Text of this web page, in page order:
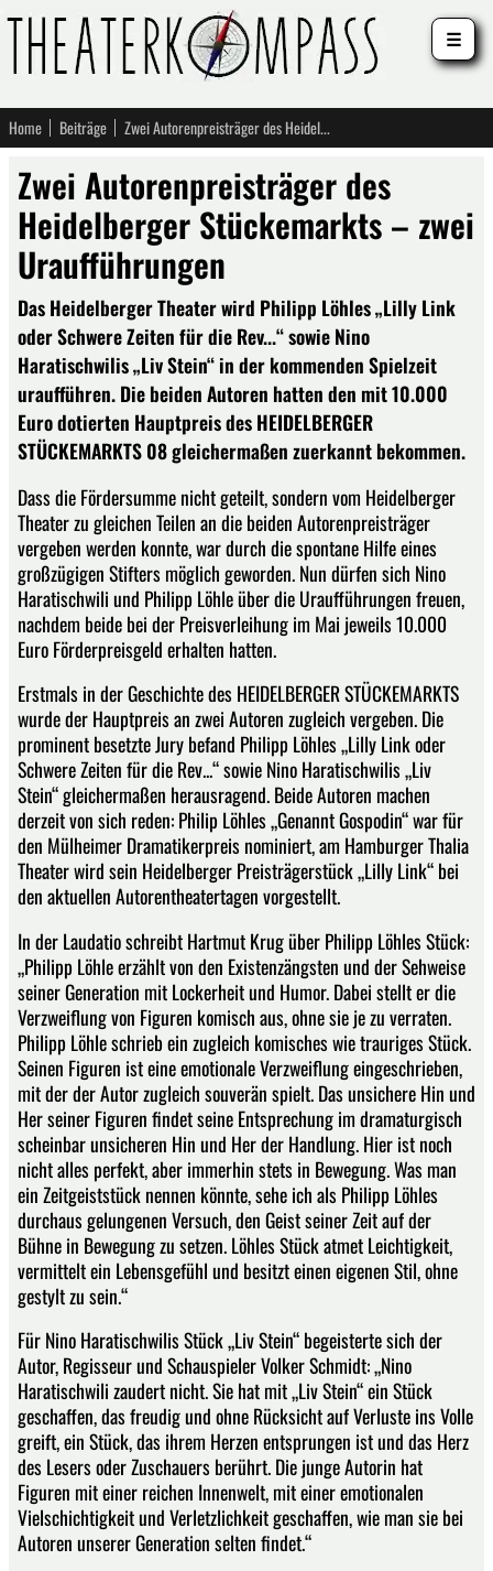
Home Beiträge Zwei Autorenpreisträger des Heidelberger Stückemarkts – zwei Uraufführungen
Zwei Autorenpreisträger des
Heidelberger Stückemarkts – zwei
Uraufführungen
Das Heidelberger Theater wird Philipp Löhles „Lilly Link
oder Schwere Zeiten für die Rev...“ sowie Nino
Haratischwilis „Liv Stein“ in der kommenden Spielzeit
uraufführen. Die beiden Autoren hatten den mit 10.000
Euro dotierten Hauptpreis des HEIDELBERGER
STÜCKEMARKTS 08 gleichermaßen zuerkannt bekommen.
Dass die Fördersumme nicht geteilt, sondern vom Heidelberger
Theater zu gleichen Teilen an die beiden Autorenpreisträger
vergeben werden konnte, war durch die spontane Hilfe eines
großzügigen Stifters möglich geworden. Nun dürfen sich Nino
Haratischwili und Philipp Löhle über die Uraufführungen freuen,
nachdem beide bei der Preisverleihung im Mai jeweils 10.000
Euro Förderpreisgeld erhalten hatten.
Erstmals in der Geschichte des HEIDELBERGER STÜCKEMARKTS
wurde der Hauptpreis an zwei Autoren zugleich vergeben. Die
prominent besetzte Jury befand Philipp Löhles „Lilly Link oder
Schwere Zeiten für die Rev...“ sowie Nino Haratischwilis „Liv
Stein“ gleichermaßen herausragend. Beide Autoren machen
derzeit von sich reden: Philip Löhles „Genannt Gospodin“ war für
den Mülheimer Dramatikerpreis nominiert, am Hamburger Thalia
Theater wird sein Heidelberger Preisträgerstück „Lilly Link“ bei
den aktuellen Autorentheatertagen vorgestellt.
In der Laudatio schreibt Hartmut Krug über Philipp Löhles Stück:
„Philipp Löhle erzählt von den Existenzängsten und der Sehweise
seiner Generation mit Lockerheit und Humor. Dabei stellt er die
Verzweiflung von Figuren komisch aus, ohne sie je zu verraten.
Philipp Löhle schrieb ein zugleich komisches wie trauriges Stück.
Seinen Figuren ist eine emotionale Verzweiflung eingeschrieben,
mit der der Autor zugleich souverän spielt. Das unsichere Hin und
Her seiner Figuren findet seine Entsprechung im dramaturgisch
scheinbar unsicheren Hin und Her der Handlung. Hier ist noch
nicht alles perfekt, aber immerhin stets in Bewegung. Was man
ein Zeitgeiststück nennen könnte, sehe ich als Philipp Löhles
durchaus gelungenen Versuch, den Geist seiner Zeit auf der
Bühne in Bewegung zu setzen. Löhles Stück atmet Leichtigkeit,
vermittelt ein Lebensgefühl und besitzt einen eigenen Stil, ohne
gestylt zu sein.“
Für Nino Haratischwilis Stück „Liv Stein“ begeisterte sich der
Autor, Regisseur und Schauspieler Volker Schmidt: „Nino
Haratischwili zaudert nicht. Sie hat mit „Liv Stein“ ein Stück
geschaffen, das freudig und ohne Rücksicht auf Verluste ins Volle
greift, ein Stück, das ihrem Herzen entsprungen ist und das Herz
des Lesers oder Zuschauers berührt. Die junge Autorin hat
Figuren mit einer reichen Innenwelt, mit einer emotionalen
Vielschichtigkeit und Verletzlichkeit geschaffen, wie man sie bei
Autoren unserer Generation selten findet.“
☰